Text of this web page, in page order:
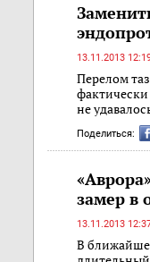
13.11.2013
Перелом
не
Поделиться:
замер в
13.11.2013
В